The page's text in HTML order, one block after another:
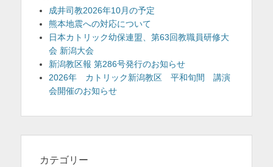
成井司教2026年10月の予定
熊本地震への対応について
日本カトリック幼保連盟、第63回教職員研修大
会 新潟大会
新潟教区報 第286号発行のお知らせ
2026年 カトリック新潟教区 平和旬間 講演
会開催のお知らせ
カテゴリー